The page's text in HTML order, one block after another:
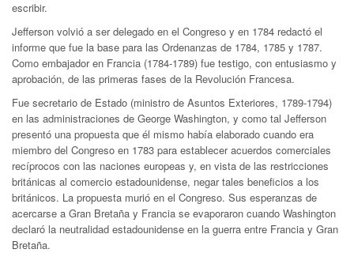
escribir.
Jefferson volvió a ser delegado en el Congreso y en 1784 redactó el
informe que fue la base para las Ordenanzas de 1784, 1785 y 1787.
Como embajador en Francia (1784-1789) fue testigo, con entusiasmo y
aprobación, de las primeras fases de la Revolución Francesa.
Fue secretario de Estado (ministro de Asuntos Exteriores, 1789-1794)
en las administraciones de George Washington, y como tal Jefferson
presentó una propuesta que él mismo había elaborado cuando era
miembro del Congreso en 1783 para establecer acuerdos comerciales
recíprocos con las naciones europeas y, en vista de las restricciones
británicas al comercio estadounidense, negar tales beneficios a los
británicos. La propuesta murió en el Congreso. Sus esperanzas de
acercarse a Gran Bretaña y Francia se evaporaron cuando Washington
declaró la neutralidad estadounidense en la guerra entre Francia y Gran
Bretaña.